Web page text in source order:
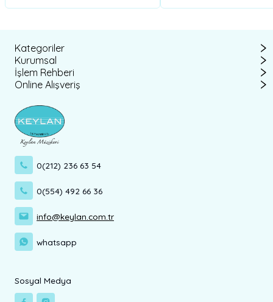
Kategoriler
Kurumsal
İşlem Rehberi
Online Alışveriş
0(212) 236 63 54
0(554) 492 66 36
info@keylan.com.tr
whatsapp
Sosyal Medya